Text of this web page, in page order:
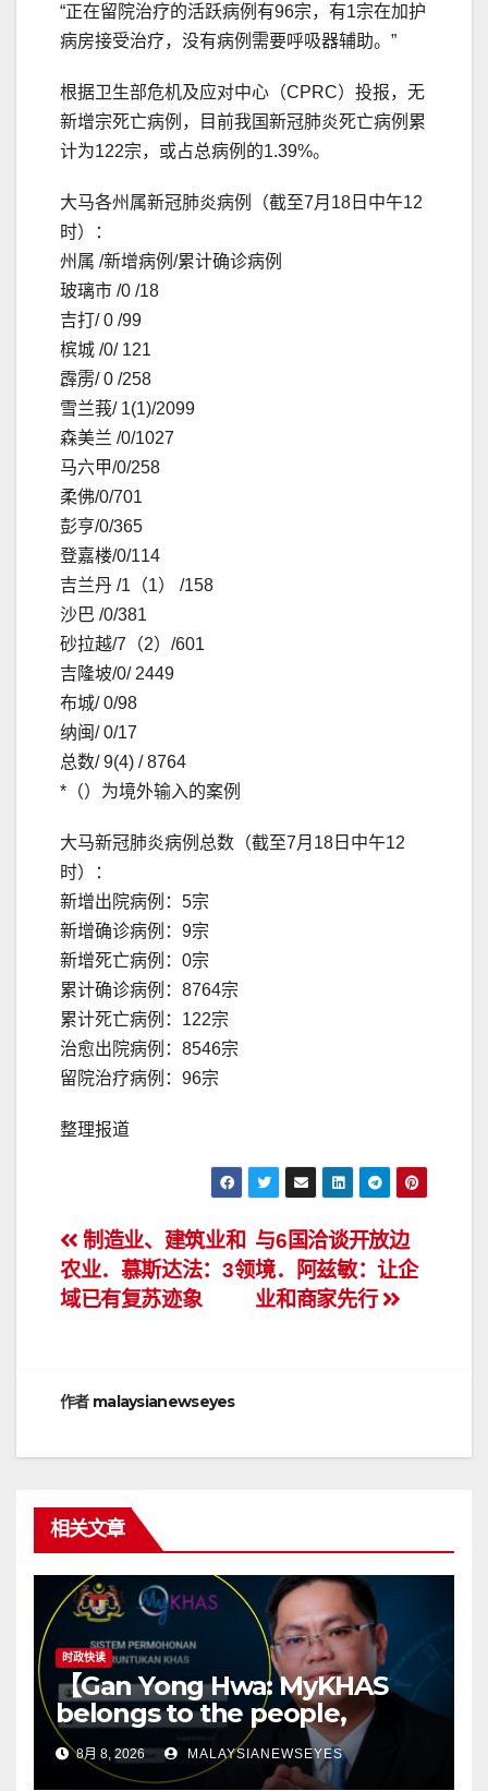
“正在留院治疗的活跃病例有96宗，有1宗在加护
病房接受治疗，没有病例需要呼吸器辅助。”
根据卫生部危机及应对中心（CPRC）投报，无
新增宗死亡病例，目前我国新冠肺炎死亡病例累
计为122宗，或占总病例的1.39%。
大马各州属新冠肺炎病例（截至7月18日中午12
时）：
州属 /新增病例/累计确诊病例
玻璃市 /0 /18
吉打/ 0 /99
槟城 /0/ 121
霹雳/ 0 /258
雪兰莪/ 1(1)/2099
森美兰 /0/1027
马六甲/0/258
柔佛/0/701
彭亨/0/365
登嘉楼/0/114
吉兰丹 /1（1） /158
沙巴 /0/381
砂拉越/7（2）/601
吉隆坡/0/ 2449
布城/ 0/98
纳闽/ 0/17
总数/ 9(4) / 8764
*（）为境外输入的案例
大马新冠肺炎病例总数（截至7月18日中午12
时）：
新增出院病例：5宗
新增确诊病例：9宗
新增死亡病例：0宗
累计确诊病例：8764宗
累计死亡病例：122宗
治愈出院病例：8546宗
留院治疗病例：96宗
整理报道
文
章
航
与6国洽谈开放边
境．阿兹敏：让企
业和商家先行
制造业、建筑业和
农业．慕斯达法：3领
域已有复苏迹象
作者 malaysianewseyes
相关文章
时政快读
【Gan Yong Hwa: MyKHAS
belongs to the people,
Political positions should not
determine constituency
8月 8, 2026 MALAYSIANEWSEYES